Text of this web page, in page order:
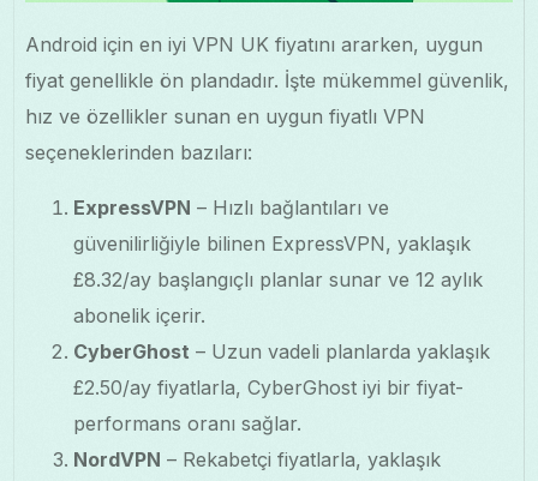
Android için en iyi VPN UK fiyatını ararken, uygun
fiyat genellikle ön plandadır. İşte mükemmel güvenlik,
hız ve özellikler sunan en uygun fiyatlı VPN
seçeneklerinden bazıları:
ExpressVPN – Hızlı bağlantıları ve
güvenilirliğiyle bilinen ExpressVPN, yaklaşık
£8.32/ay başlangıçlı planlar sunar ve 12 aylık
abonelik içerir.
CyberGhost – Uzun vadeli planlarda yaklaşık
£2.50/ay fiyatlarla, CyberGhost iyi bir fiyat-
performans oranı sağlar.
NordVPN – Rekabetçi fiyatlarla, yaklaşık